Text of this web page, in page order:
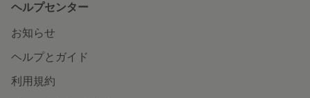
ヘルプセンター
お知らせ
ヘルプとガイド
利用規約